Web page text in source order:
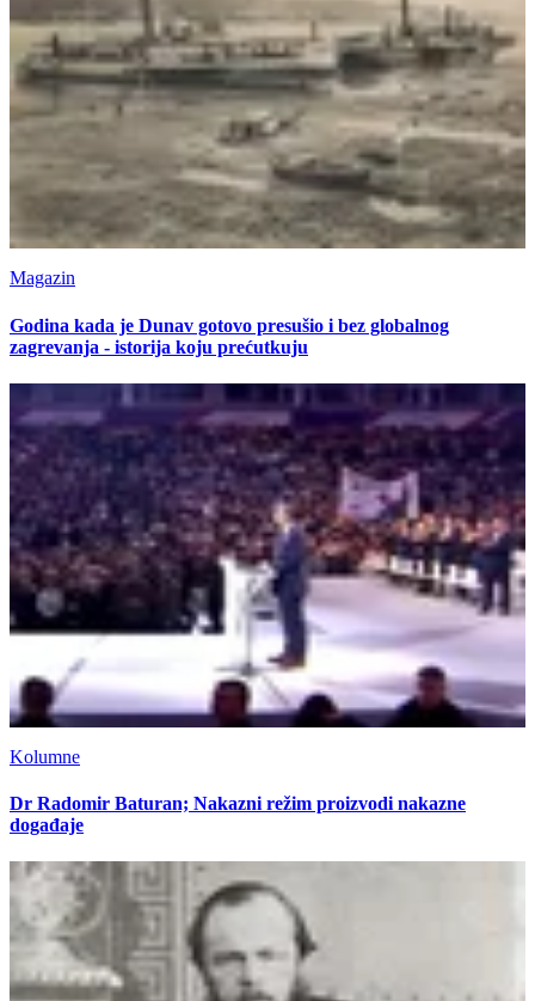
Magazin
Godina kada je Dunav gotovo presušio i bez globalnog
zagrevanja - istorija koju prećutkuju
Kolumne
Dr Radomir Baturan; Nakazni režim proizvodi nakazne
događaje